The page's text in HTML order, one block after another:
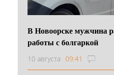
В Новоорске мужчина
работы с болгаркой
10 августа 09:41